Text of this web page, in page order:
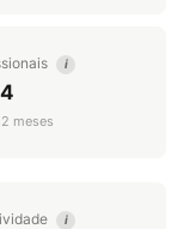
i
meses
i